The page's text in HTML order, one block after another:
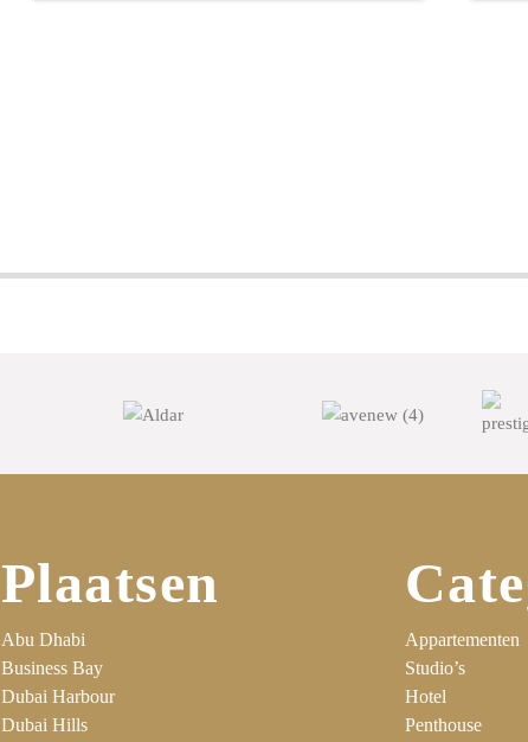
Plaatsen
Abu Dhabi
Business Bay
Dubai Harbour
Dubai Hills
Appartementen
Studio’s
Hotel
Penthouse